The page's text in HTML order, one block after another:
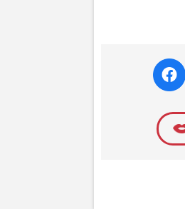
faceboo
k いい
ね